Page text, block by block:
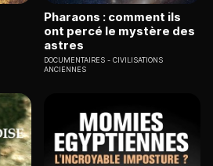
Pharaons : comment ils
ont percé le mystère des
astres
DOCUMENTAIRES
CIVILISATIONS
ANCIENNES